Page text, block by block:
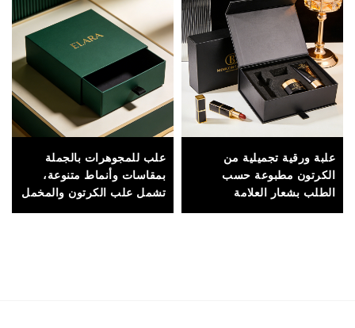
علبة ورقية تجميلية من
الكرتون مطبوعة حسب
الطلب بشعار العلامة
علب للمجوهرات بالجملة
بمقاسات وأنماط متنوعة،
تشمل علب الكرتون والمخمل